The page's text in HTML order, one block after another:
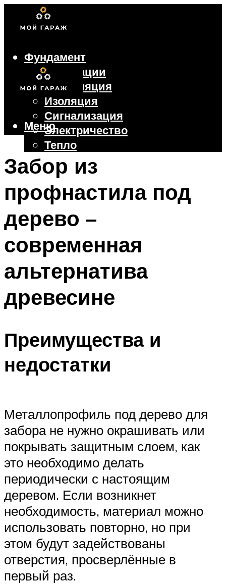
Фундамент
Коммуникации
Вентиляция
Изоляция
Сигнализация
Электричество
Тепло
Крыша
Ворота
Меню
Меню
Забор из
профнастила под
дерево –
современная
альтернатива
древесине
Преимущества и
недостатки
Металлопрофиль под дерево для
забора не нужно окрашивать или
покрывать защитным слоем, как
это необходимо делать
периодически с настоящим
деревом. Если возникнет
необходимость, материал можно
использовать повторно, но при
этом будут задействованы
отверстия, просверлённые в
первый раз.